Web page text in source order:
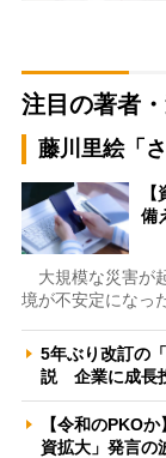
注目の著者
藤川里絵「
備
大規模な災害が
境が不安定になっ
5年ぶり改訂の
説 企業に成長
【令和のPKO
資拡大」発言